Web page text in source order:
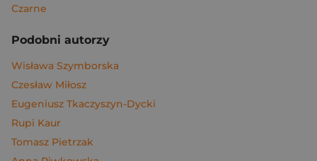
Czarne
Podobni autorzy
Wisława Szymborska
Czesław Miłosz
Eugeniusz Tkaczyszyn-Dycki
Rupi Kaur
Tomasz Pietrzak